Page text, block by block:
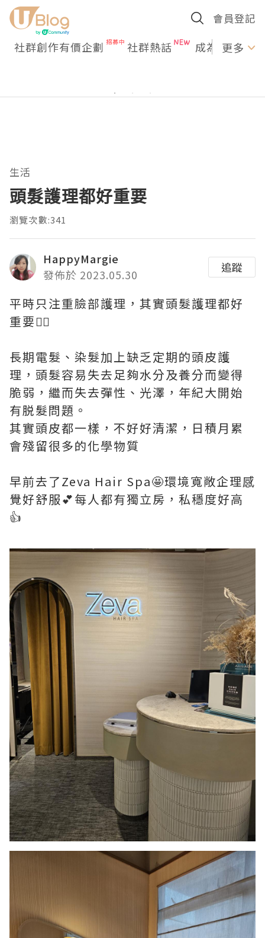
會員登記
社群創作有價企劃 社群熱話 成為U更多
生活
頭髮護理都好重要
瀏覽次數:341
HappyMargie
發佈於 2023.05.30
追蹤
平時只注重臉部護理，其實頭髮護理都好
重要🧖‍♀️
長期電髮、染髮加上缺乏定期的頭皮護
理，頭髮容易失去足夠水分及養分而變得
脆弱，繼而失去彈性、光澤，年紀大開始
有脱髮問題。
其實頭皮都一樣，不好好清潔，日積月累
會殘留很多的化學物質
早前去了Zeva Hair Spa🤩環境寬敞企理感
覺好舒服💕每人都有獨立房，私穩度好高
👍